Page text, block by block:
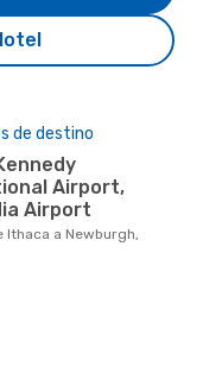
de destino
Airport,
Airport